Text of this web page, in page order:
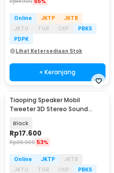
Online JKTP
JKTB
JKTU
TGR CKP
PBKS
PDPK
Lihat Ketersediaan Stok
+ Keranjang
Tiaoping Speaker Mobil
Tweeter 3D Stereo Sound
Black
Rp17.600
Rp36.900 53%
Online JKTP
JKTB
JKTU
TGR CKP
PBKS